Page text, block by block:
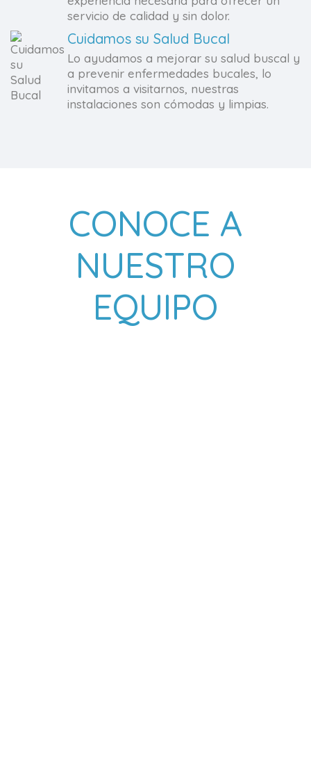
servicio de calidad y sin dolor.
Cuidamos su Salud Bucal
Lo ayudamos a mejorar su salud buscal y
a prevenir enfermedades bucales, lo
invitamos a visitarnos, nuestras
instalaciones son cómodas y limpias.
CONOCE A
NUESTRO
EQUIPO